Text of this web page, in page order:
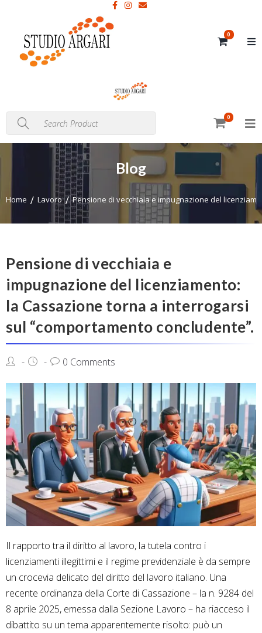
0
0
Blog
Home Lavoro Pensione di vecchiaia e impugnazione del
Pensione di vecchiaia e
impugnazione del licenziamento:
la Cassazione torna a interrogarsi
sul “comportamento concludente”.
0 Comments
Il rapporto tra il diritto al lavoro, la tutela contro i
licenziamenti illegittimi e il regime previdenziale è da sempre
un crocevia delicato del diritto del lavoro italiano. Una
recente ordinanza della Corte di Cassazione – la n. 9284 del
8 aprile 2025, emessa dalla Sezione Lavoro – ha riacceso il
dibattito su un tema apparentemente risolto: può un